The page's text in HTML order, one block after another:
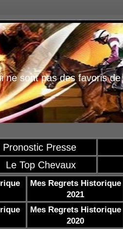
sont pas des favoris
Pronostic Presse
Le Top Chevaux
Mes Regrets Historique
2021
Mes Regrets Historique
2020